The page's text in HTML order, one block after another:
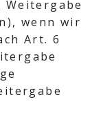
wenn wir
Art. 6